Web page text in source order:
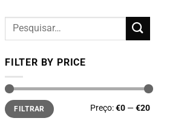
Pesquisar
FILTER BY PRICE
Preço
mínimo
Preço
máximo
FILTRAR Preço:€0 —€20